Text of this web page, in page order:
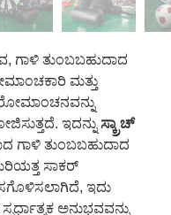
ಗಾಳಿ ತುಂಬಬಹುದಾದ
ಮತ್ತು
ಇದನ್ನು ಸ್ಕ್ರಾಚ್
ಗಾಳಿ ತುಂಬಬಹುದಾದ
ಸಾಕರ್
ಇದು
ಅನುಭವವನ್ನು